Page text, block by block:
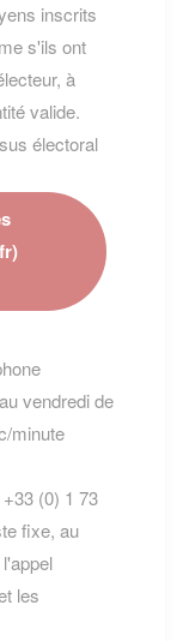
inscrits
s'ils ont
à
valide.
électoral
vendredi de
minute
(0) 1 73
fixe, au
les